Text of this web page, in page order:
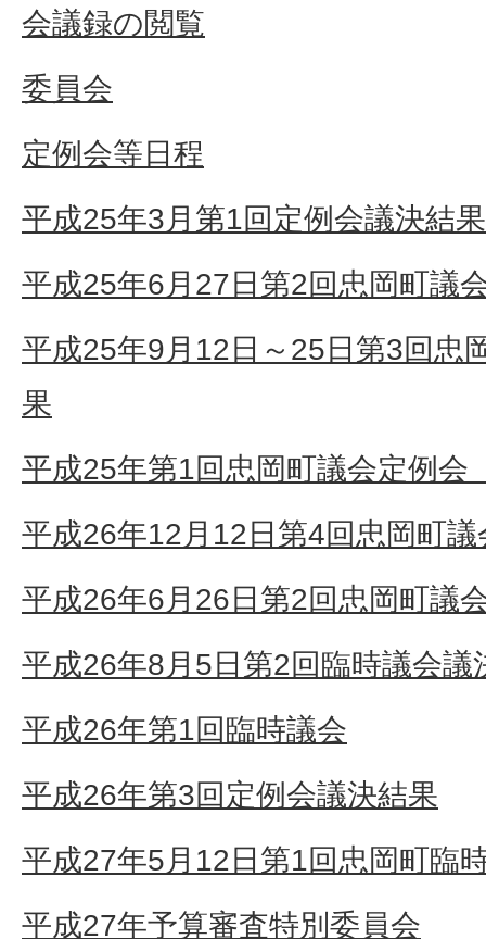
会議録の閲覧
委員会
定例会等日程
平成25年3月第1回定例会議決結果
平成25年6月27日第2回忠岡町議
平成25年9月12日～25日第3回忠
果
平成25年第1回忠岡町議会定例会
平成26年12月12日第4回忠岡町
平成26年6月26日第2回忠岡町議
平成26年8月5日第2回臨時議会議
平成26年第1回臨時議会
平成26年第3回定例会議決結果
平成27年5月12日第1回忠岡町臨
平成27年予算審査特別委員会